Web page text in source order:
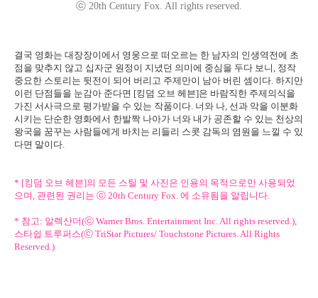
ⓒ 20th Century Fox. All rights reserved.
결국 영화는 대장장이에서 영웅으로 떠오르는 한 남자의 인생역전에 초
점을 맞추지 않고 십자군 원정이 지녔던 의미에 중심을 두다 보니, 정작
중요한 스토리는 뒷전이 되어 버리고 주제만이 남아 버린 셈이다. 하지만
이런 단점들을 눈감아 준다면 [킹덤 오브 헤븐]은 바람직한 주제의식을
가진 서사극으로 평가받을 수 있는 작품이다. 너와 나, 선과 악을 이분화
시키는 단순한 영화에서 한발짝 나아가 너와 내가 공존할 수 있는 천상의
왕국을 꿈꾸는 사람들에게 바치는 리들리 스콧 감독의 염원을 느낄 수 있
다면 말이다.
* [킹덤 오브 헤븐]의 모든 스틸 및 사진은 인용의 목적으로만 사용되었
으며, 관련된 권리는 ⓒ 20th Century Fox. 에 소유됨을 알립니다.
* 참고: 알렉산더(ⓒ Warner Bros. Entertainment Inc. All rights reserved.),
스타쉽 트루퍼스(ⓒ TriStar Pictures/ Touchstone Pictures. All Rights
Reserved.)